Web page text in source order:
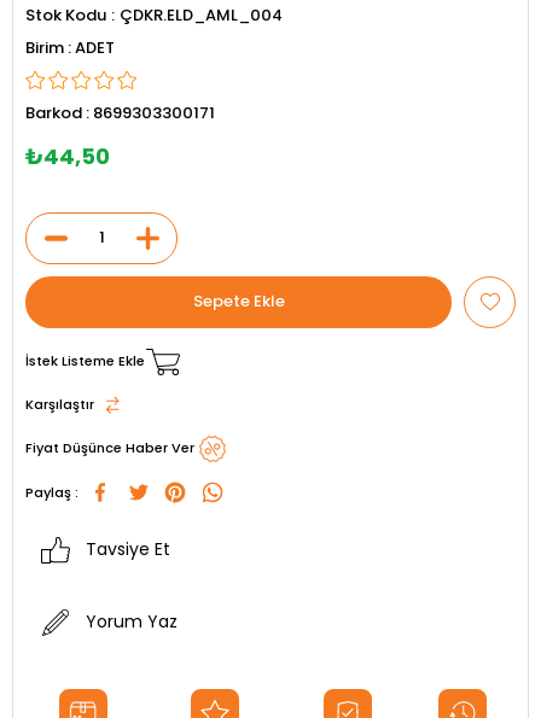
Stok Kodu
ÇDKR.ELD_AML_004
ADET
Barkod : 8699303300171
₺44,50
İstek Listeme Ekle
Karşılaştır
Fiyat Düşünce Haber Ver
Paylaş :
Tavsiye Et
Yorum Yaz